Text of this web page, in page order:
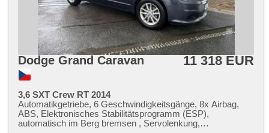
Dodge Grand Caravan 11 318 EUR
3,6 SXT Crew RT 2014
Automatikgetriebe, 6 Geschwindigkeitsgänge, 8x Airbag,
ABS, Elektronisches Stabilitätsprogramm (ESP),
automatisch im Berg bremsen , Servolenkung,